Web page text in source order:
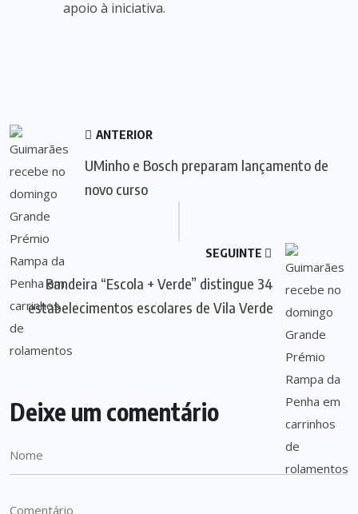
apoio à iniciativa.
ANTERIOR
UMinho e Bosch preparam lançamento de
novo curso
SEGUINTE
Bandeira “Escola + Verde” distingue 34
estabelecimentos escolares de Vila Verde
Deixe um comentário